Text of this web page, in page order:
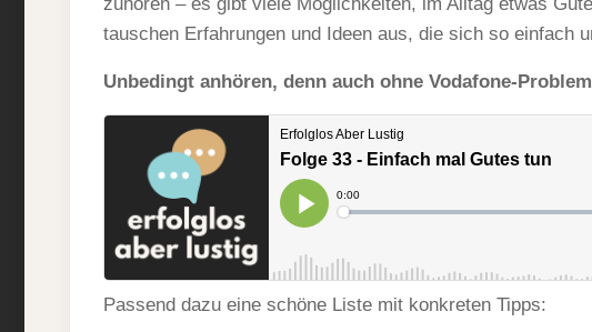
tauschen Erfahrungen und Ideen aus, die sich so einfach
Unbedingt anhören, denn auch ohne Vodafone-
Passend dazu eine schöne Liste mit konkreten Tipps: